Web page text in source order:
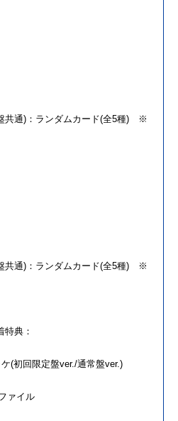
共通)：ランダムカード(全5種) ※
共通)：ランダムカード(全5種) ※
典：
ケ(初回限定盤ver./通常盤ver.)
ァイル